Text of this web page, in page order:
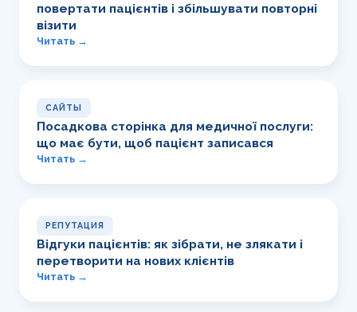
повертати пацієнтів і збільшувати повторні
візити
Читать →
САЙТЫ
Посадкова сторінка для медичної послуги:
що має бути, щоб пацієнт записався
Читать →
РЕПУТАЦИЯ
Відгуки пацієнтів: як зібрати, не злякати і
перетворити на нових клієнтів
Читать →